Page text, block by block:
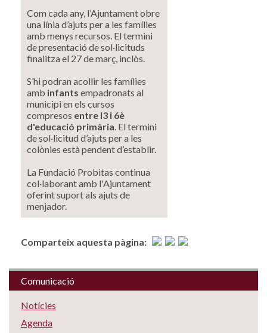
Com cada any, l’Ajuntament obre
una línia d’ajuts per a les famílies
amb menys recursos. El termini
de presentació de sol·licituds
finalitza el 27 de març, inclòs.
S’hi podran acollir les famílies
amb infants empadronats al
municipi en els cursos
compresos entre I3 i 6è
d'educació primària. El termini
de sol·licitud d’ajuts per a les
colònies està pendent d’establir.
La Fundació Probitas continua
col·laborant amb l'Ajuntament
oferint suport als ajuts de
menjador.
Comparteix aquesta pàgina:
Comunicació
Notícies
Agenda